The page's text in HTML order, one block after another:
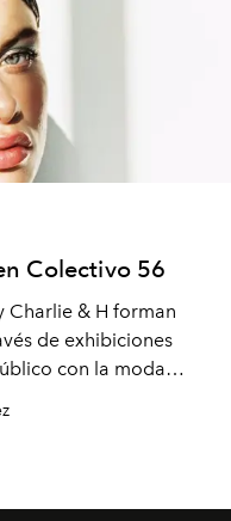
Colectivo 56
Charlie & H forman
de exhibiciones
con la moda